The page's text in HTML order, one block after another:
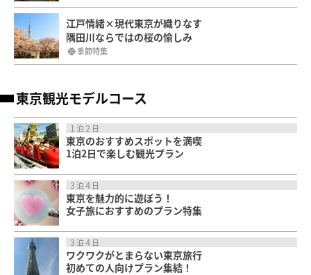
江戸情緒×現代東京が織りなす
隅田川ならではの桜の愉しみ
季節特集
東京観光モデルコース
１泊２日
東京のおすすめスポットを満喫
1泊2日で楽しむ観光プラン
３泊４日
東京を魅力的に遊ぼう！
女子旅におすすめのプラン特集
３泊４日
ワクワクがとまらない東京旅行
初めての人向けプラン集結！